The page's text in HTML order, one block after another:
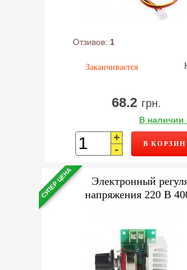
Отзивов: 1
Заканчиваєтся
68.2 грн.
+
-
В
В наличии
Электронный
напряжения 220 В
СУПЕР ЦЕНА